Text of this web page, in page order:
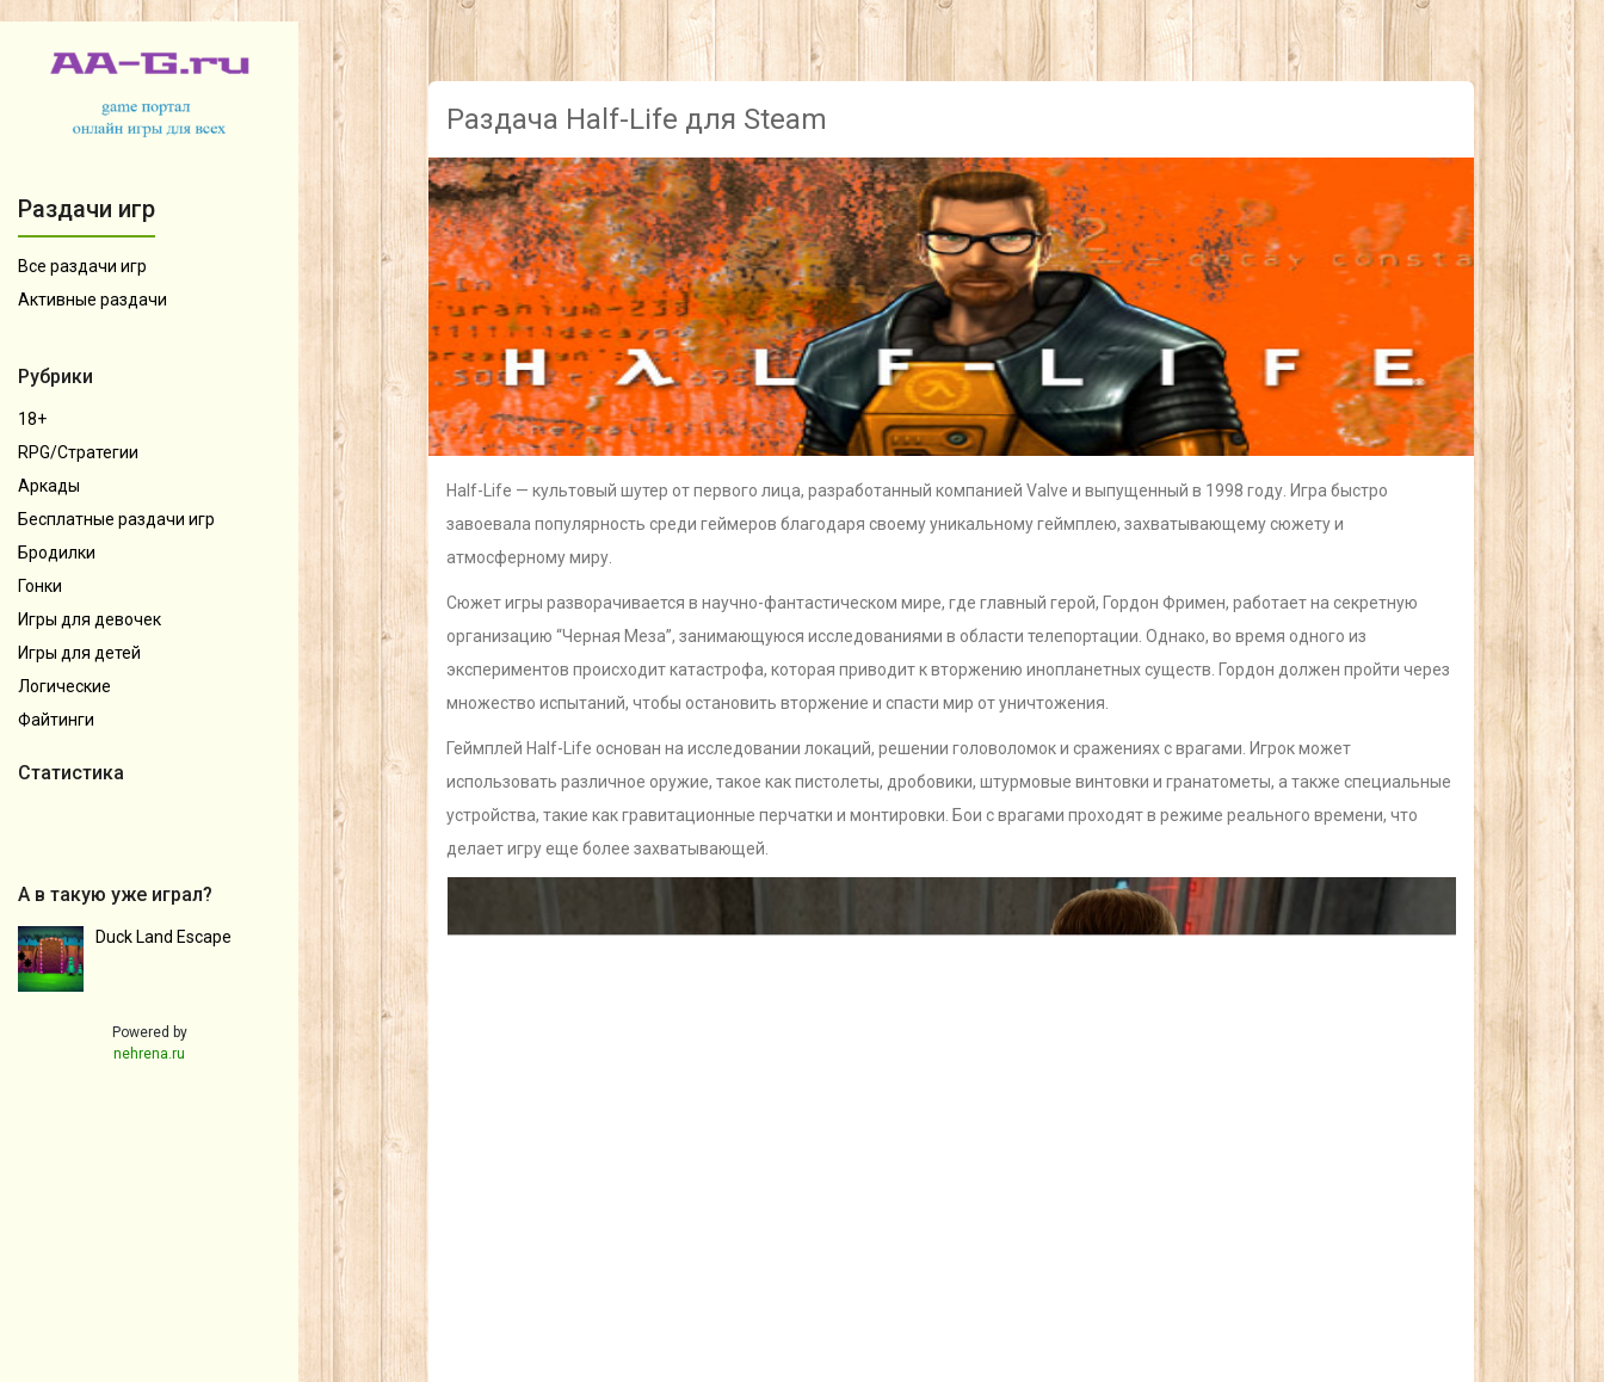
Раздачи игр
Все раздачи игр
Активные раздачи
Рубрики
18+
RPG/Стратегии
Аркады
Бесплатные раздачи игр
Бродилки
Гонки
Игры для девочек
Игры для детей
Логические
Файтинги
Статистика
А в такую уже играл?
Duck Land Escape
Powered by
nehrena.ru
Раздача Half-Life для Steam
Half-Life — культовый шутер от первого лица, разработанный компанией Valve и выпущенный в 1998 году. Игра быстро
завоевала популярность среди геймеров благодаря своему уникальному геймплею, захватывающему сюжету и
атмосферному миру.
Сюжет игры разворачивается в научно-фантастическом мире, где главный герой, Гордон Фримен, работает на секретную
организацию “Черная Меза”, занимающуюся исследованиями в области телепортации. Однако, во время одного из
экспериментов происходит катастрофа, которая приводит к вторжению инопланетных существ. Гордон должен пройти через
множество испытаний, чтобы остановить вторжение и спасти мир от уничтожения.
Геймплей Half-Life основан на исследовании локаций, решении головоломок и сражениях с врагами. Игрок может
использовать различное оружие, такое как пистолеты, дробовики, штурмовые винтовки и гранатометы, а также специальные
устройства, такие как гравитационные перчатки и монтировки. Бои с врагами проходят в режиме реального времени, что
делает игру еще более захватывающей.